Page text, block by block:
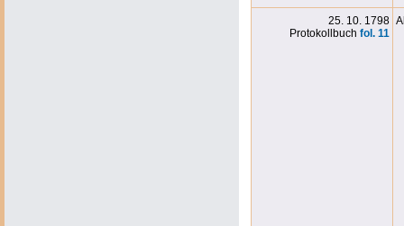
25. 10. 1798
Protokollbuch fol. 11